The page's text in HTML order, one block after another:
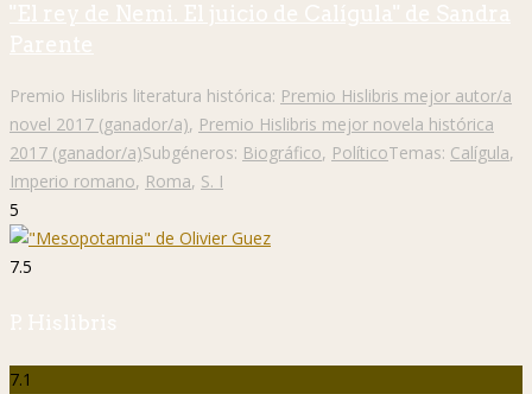
"El rey de Nemi. El juicio de Calígula" de Sandra
Parente
Premio Hislibris literatura histórica: Premio Hislibris mejor autor/a
novel 2017 (ganador/a), Premio Hislibris mejor novela histórica
2017 (ganador/a)Subgéneros: Biográfico, PolíticoTemas: Calígula,
Imperio romano, Roma, S. I
5
7.5
P. Hislibris
7.1